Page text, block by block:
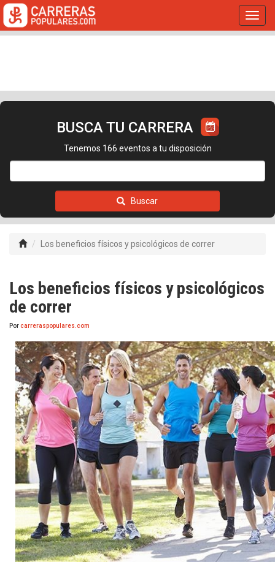
BUSCA TU CARRERA
Tenemos 166 eventos a tu disposición
Buscar
Los beneficios físicos y psicológicos de correr
Los beneficios físicos y psicológicos
de correr
Porcarreraspopulares.com